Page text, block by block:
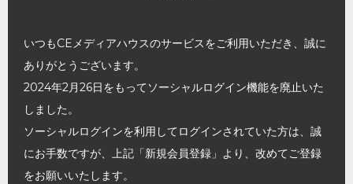
いつもCEメディアハウスのサービスをご利用いただき、誠に
ありがとうございます。
2024年2月26日をもってソーシャルログイン機能を廃止いた
しました。
ソーシャルログインを利用してログインされていた方は、誠
にお手数ですが、上記「新規会員登録」より、改めてご登録
をお願いいたします。